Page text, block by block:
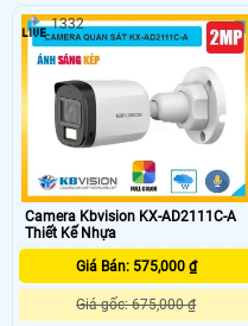
sắc nét. Camera trang bị tính năng
nổi bật như Full Color với công nghệ
ánh sáng kép thông minh (tầm xa
đèn LED trắng 20m và hồng ngoại
30m), tích hợp mic và thiết kế IP 67
chống chịu mưa nắng hiệu quả
Camera Kbvision KX-AD2111C-A
Thiết Kế Nhựa
Giá Bán: 575,000 ₫
Giá gốc: 675,000 ₫
1332